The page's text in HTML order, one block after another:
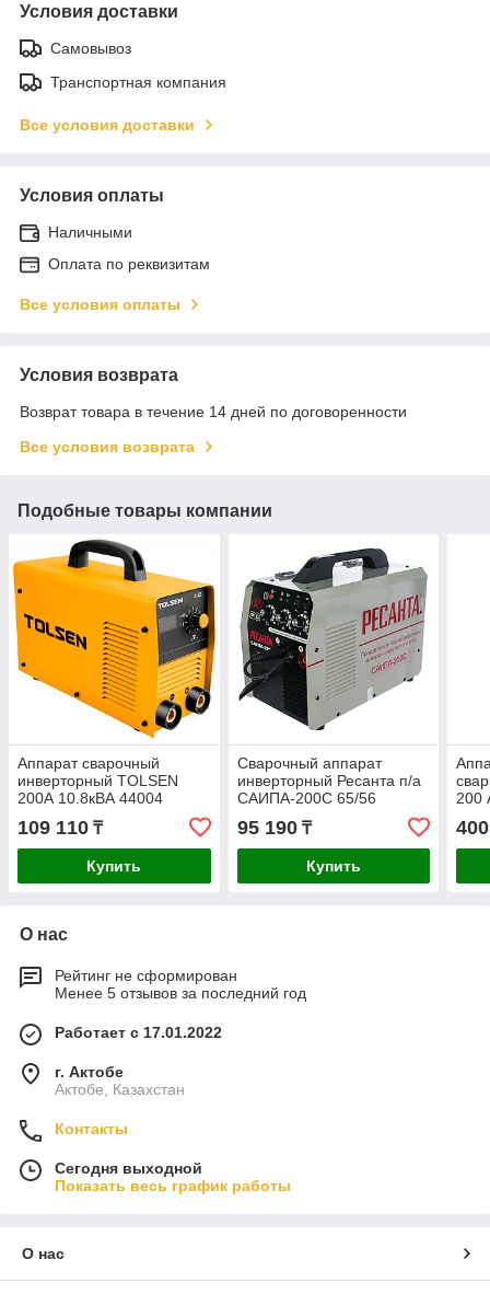
Условия доставки
Самовывоз
Транспортная компания
Все условия доставки
Условия оплаты
Наличными
Оплата по реквизитам
Все условия оплаты
Условия возврата
Возврат товара в течение 14 дней по договоренности
Все условия возврата
Подобные товары компании
Аппарат сварочный
инверторный TOLSEN
200А 10.8кВА 44004
109 110 ₸
Купить
Сварочный аппарат
инверторный Ресанта п/а
САИПА-200С 65/56
95 190₸
Купить
200
О нас
Рейтинг не сформирован
Менее 5 отзывов за последний год
Работает с 17.01.2022
г. Актобе
Актобе, Казахстан
Контакты
Сегодня выходной
Показать весь график работы
О нас